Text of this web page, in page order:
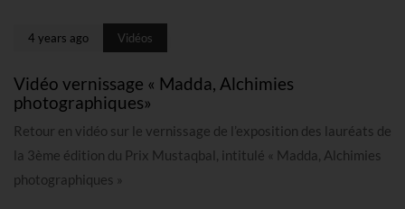
4 years ago Vidéos
Vidéo vernissage « Madda, Alchimies
photographiques»
Retour en vidéo sur le vernissage de l’exposition des lauréats de
la 3ème édition du Prix Mustaqbal, intitulé « Madda, Alchimies
photographiques »